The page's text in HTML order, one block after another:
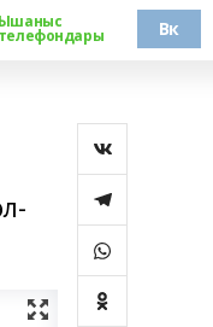
Ышаныс
телефондары Вк